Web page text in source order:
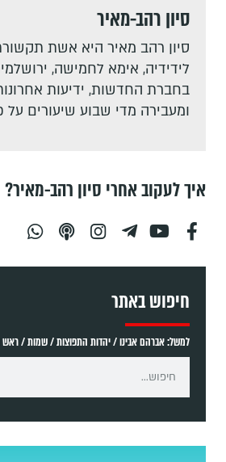
סיון רהב-מאיר
סיון רהב מאיר היא אשת
לידידיה, אימא לחמישה,
בחברת החדשות, ידיעות
ומעבירה מדי שבוע שיעורים
איך לעקוב אחרי סיון רהב-מאיר?
חיפוש באתר
למשל: אברהם אבינו / יהדות התפוצות / שמות /